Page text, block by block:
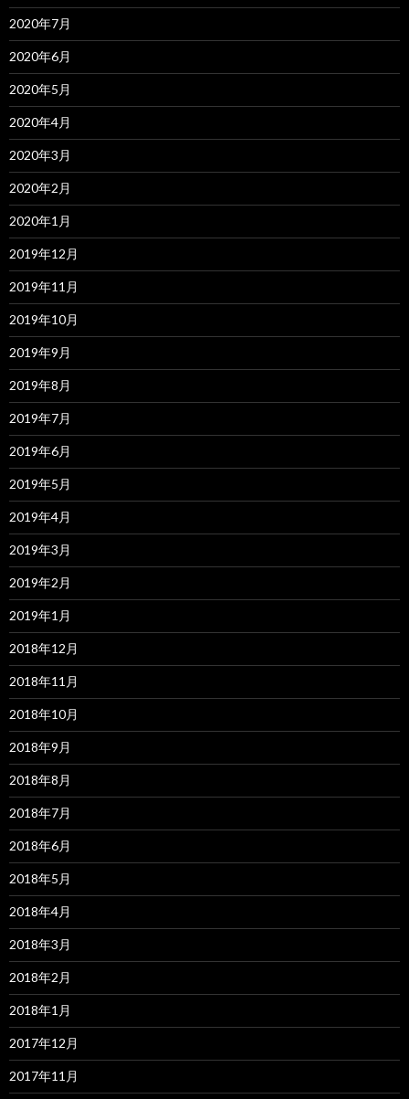
2020年7月
2020年6月
2020年5月
2020年4月
2020年3月
2020年2月
2020年1月
2019年12月
2019年11月
2019年10月
2019年9月
2019年8月
2019年7月
2019年6月
2019年5月
2019年4月
2019年3月
2019年2月
2019年1月
2018年12月
2018年11月
2018年10月
2018年9月
2018年8月
2018年7月
2018年6月
2018年5月
2018年4月
2018年3月
2018年2月
2018年1月
2017年12月
2017年11月